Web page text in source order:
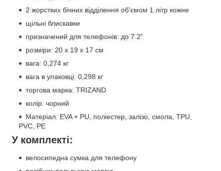
2 жорстких бічних відділення об'ємом 1 літр кожне
щільні блискавки
призначений для телефонів: до 7.2"
розміри: 20 х 19 х 17 см
вага: 0,274 кг
вага в упаковці: 0,298 кг
торгова марка: TRIZAND
колір: чорний
Матеріал: EVA + PU, поліестер, залізо, смола, TPU,
PVC, PE
У комплекті:
велосипедна сумка для телефону